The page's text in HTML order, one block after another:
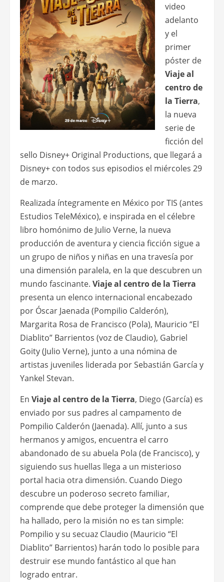
video
adelanto
y el
primer
póster de
Viaje al
centro de
la Tierra,
la nueva
serie de
ficción del
sello Disney+ Original Productions, que llegará a
Disney+ con todos sus episodios el miércoles 29
de marzo.
Realizada íntegramente en México por TIS (antes
Estudios TeleMéxico), e inspirada en el célebre
libro homónimo de Julio Verne, la nueva
producción de aventura y ciencia ficción sigue a
un grupo de niños y niñas en una travesía por
una dimensión paralela, en la que descubren un
mundo fascinante. Viaje al centro de la Tierra
presenta un elenco internacional encabezado
por Óscar Jaenada (Pompilio Calderón),
Margarita Rosa de Francisco (Pola), Mauricio “El
Diablito” Barrientos (voz de Claudio), Gabriel
Goity (Julio Verne), junto a una nómina de
artistas juveniles liderada por Sebastián García y
Yankel Stevan.
En Viaje al centro de la Tierra, Diego (García) es
enviado por sus padres al campamento de
Pompilio Calderón (Jaenada). Allí, junto a sus
hermanos y amigos, encuentra el carro
abandonado de su abuela Pola (de Francisco), y
siguiendo sus huellas llega a un misterioso
portal hacia otra dimensión. Cuando Diego
descubre un poderoso secreto familiar,
comprende que debe proteger la dimensión que
ha hallado, pero la misión no es tan simple:
Pompilio y su secuaz Claudio (Mauricio “El
Diablito” Barrientos) harán todo lo posible para
destruir ese mundo fantástico al que han
logrado entrar.